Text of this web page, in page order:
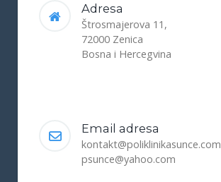
Adresa
Štrosmajerova 11,
72000 Zenica
Bosna i Hercegvina
Email adresa
kontakt@poliklinikasunce.com
psunce@yahoo.com